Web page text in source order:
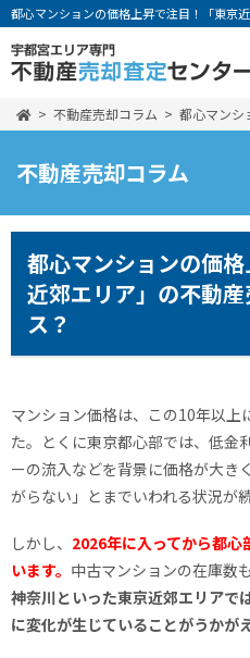
都心マンションの価格上昇で注目！「東京
不動産売却コラム 都心マンシ
不動産売却コラム
都心マンションの価
近郊エリア」の不動
ス？
マンション価格は、この10年以上
た。とくに東京都心部では、低金
ーの流入などを背景に価格が大き
がらない」とまでいわれる状況が
しかし、 2026年に入ってから都
います。 中古マンションの在庫数
神奈川といった東京近郊エリアで
に変化が生じていることがうかがえ